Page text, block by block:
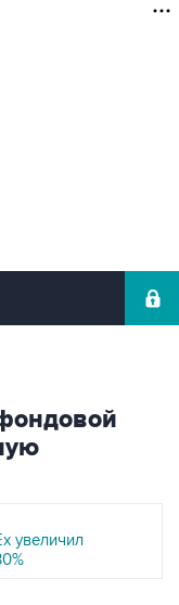
увеличил